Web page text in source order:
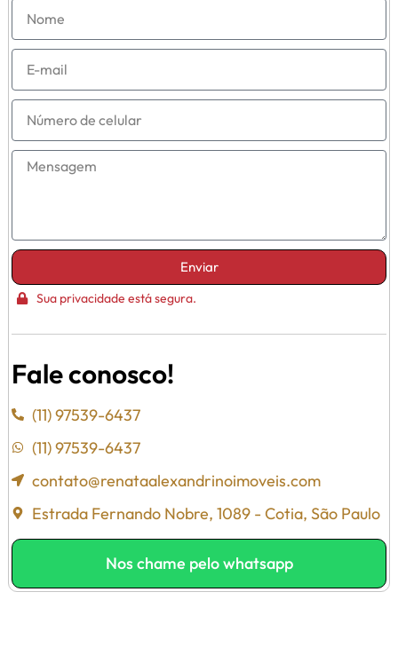
Enviar
Sua privacidade está segura.
Fale conosco!
(11) 97539-6437
(11) 97539-6437
contato@renataalexandrinoimoveis.com
Estrada Fernando Nobre, 1089 - Cotia, São Paulo
Nos chame pelo whatsapp